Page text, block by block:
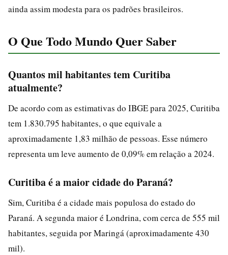
ainda assim modesta para os padrões brasileiros.
O Que Todo Mundo Quer Saber
Quantos mil habitantes tem Curitiba
atualmente?
De acordo com as estimativas do IBGE para 2025, Curitiba
tem 1.830.795 habitantes, o que equivale a
aproximadamente 1,83 milhão de pessoas. Esse número
representa um leve aumento de 0,09% em relação a 2024.
Curitiba é a maior cidade do Paraná?
Sim, Curitiba é a cidade mais populosa do estado do
Paraná. A segunda maior é Londrina, com cerca de 555 mil
habitantes, seguida por Maringá (aproximadamente 430
mil).